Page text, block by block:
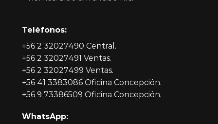
Teléfonos:
+56 2 32027490 Central.
+56 2 32027491 Ventas.
+56 2 32027499 Ventas.
+56 41 3383086 Oficina Concepción.
+56 9 73386509 Oficina Concepción.
WhatsApp: